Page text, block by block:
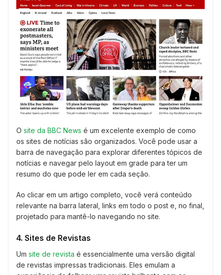
O site da BBC News é um excelente exemplo de como
os sites de notícias são organizados. Você pode usar a
barra de navegação para explorar diferentes tópicos de
notícias e navegar pelo layout em grade para ter um
resumo do que pode ler em cada seção.
Ao clicar em um artigo completo, você verá conteúdo
relevante na barra lateral, links em todo o post e, no final,
projetado para mantê-lo navegando no site.
4. Sites de Revistas
Um site de revista é essencialmente uma versão digital
de revistas impressas tradicionais. Eles emulam a